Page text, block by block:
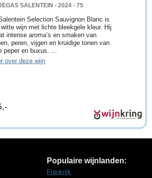
SALENTEIN - 2024 - 75
Selection Sauvignon Blanc is
wijn met lichte bleekgele kleur. Hij
intense aroma’s en smaken van
peren, vijgen en kruidige tonen van
peper en buxus. ...
over deze wijn
Populaire wijnlanden:
Frankrijk